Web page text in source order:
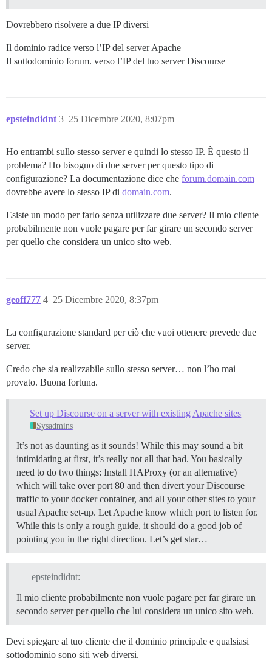
Dovrebbero risolvere a due IP diversi
Il dominio radice verso l’IP del server Apache
Il sottodominio forum. verso l’IP del tuo server Discourse
epsteindidnt 25 Dicembre 2020, 8:07pm
3
Ho entrambi sullo stesso server e quindi lo stesso IP. È questo il
problema? Ho bisogno di due server per questo tipo di
configurazione? La documentazione dice che forum.domain.com
dovrebbe avere lo stesso IP di domain.com.
Esiste un modo per farlo senza utilizzare due server? Il mio cliente
probabilmente non vuole pagare per far girare un secondo server
per quello che considera un unico sito web.
geoff777 25 Dicembre 2020, 8:37pm
4
La configurazione standard per ciò che vuoi ottenere prevede due
server.
Credo che sia realizzabile sullo stesso server… non l’ho mai
provato. Buona fortuna.
Set up Discourse on a server with existing Apache sites
Sysadmins
It’s not as daunting as it sounds! While this may sound a bit
intimidating at first, it’s really not all that bad. You basically
need to do two things: Install HAProxy (or an alternative)
which will take over port 80 and then divert your Discourse
traffic to your docker container, and all your other sites to your
usual Apache set-up. Let Apache know which port to listen for.
While this is only a rough guide, it should do a good job of
pointing you in the right direction. Let’s get star…
epsteindidnt:
Il mio cliente probabilmente non vuole pagare per far girare un
secondo server per quello che lui considera un unico sito web.
Devi spiegare al tuo cliente che il dominio principale e qualsiasi
sottodominio sono siti web diversi.